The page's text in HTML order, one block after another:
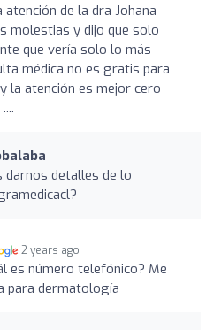
atención de la dra Johana
molestias y dijo que solo
que vería solo lo más
médica no es gratis para
la atención es mejor cero
darnos detalles de lo
2 years ago
es número telefónico? Me
para dermatología